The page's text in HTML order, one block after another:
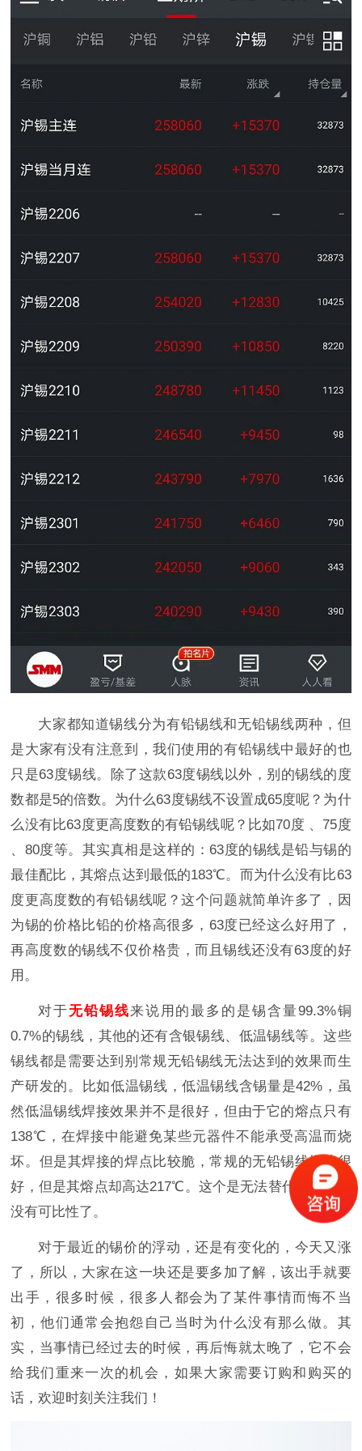
大家都知道锡线分为有铅锡线和无铅锡线两种，但
是大家有没有注意到，我们使用的有铅锡线中最好的也
只是63度锡线。除了这款63度锡线以外，别的锡线的度
数都是5的倍数。为什么63度锡线不设置成65度呢？为什
么没有比63度更高度数的有铅锡线呢？比如70度 、75度
、80度等。其实真相是这样的：63度的锡线是铅与锡的
最佳配比，其熔点达到最低的183℃。而为什么没有比63
度更高度数的有铅锡线呢？这个问题就简单许多了，因
为锡的价格比铅的价格高很多，63度已经这么好用了，
再高度数的锡线不仅价格贵，而且锡线还没有63度的好
用。
对于无铅锡线来说用的最多的是锡含量99.3%铜
0.7%的锡线，其他的还有含银锡线、低温锡线等。这些
锡线都是需要达到别常规无铅锡线无法达到的效果而生
产研发的。比如低温锡线，低温锡线含锡量是42%，虽
然低温锡线焊接效果并不是很好，但由于它的熔点只有
138℃，在焊接中能避免某些元器件不能承受高温而烧
坏。但是其焊接的焊点比较脆，常规的无铅锡线焊接很
好，但是其熔点却高达217℃。这个是无法替代的，也就
没有可比性了。
对于最近的锡价的浮动，还是有变化的，今天又涨
了，所以，大家在这一块还是要多加了解，该出手就要
出手，很多时候，很多人都会为了某件事情而悔不当
初，他们通常会抱怨自己当时为什么没有那么做。其
实，当事情已经过去的时候，再后悔就太晚了，它不会
给我们重来一次的机会，如果大家需要订购和购买的
话，欢迎时刻关注我们！